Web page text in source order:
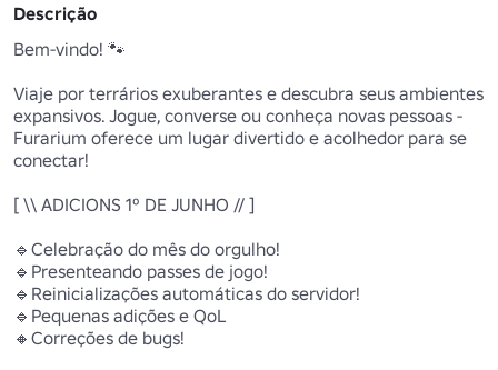
Descrição
Bem-vindo! 🐾
Viaje por terrários exuberantes e descubra seus ambientes
expansivos. Jogue, converse ou conheça novas pessoas -
Furarium oferece um lugar divertido e acolhedor para se
conectar!
[ \\ ADICIONS 1º DE JUNHO // ]
🔹Celebração do mês do orgulho!
🔹Presenteando passes de jogo!
🔹Reinicializações automáticas do servidor!
🔹Pequenas adições e QoL
🔸Correções de bugs!